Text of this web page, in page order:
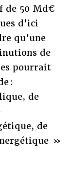
de 50 Md€
d’ici
qu’une
de
pourrait
:
de
de
»